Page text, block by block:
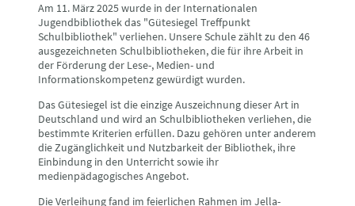
Am 11. März 2025 wurde in der Internationalen
Jugendbibliothek das "Gütesiegel Treffpunkt
Schulbibliothek" verliehen. Unsere Schule zählt zu den 46
ausgezeichneten Schulbibliotheken, die für ihre Arbeit in
der Förderung der Lese-, Medien- und
Informationskompetenz gewürdigt wurden.
Das Gütesiegel ist die einzige Auszeichnung dieser Art in
Deutschland und wird an Schulbibliotheken verliehen, die
bestimmte Kriterien erfüllen. Dazu gehören unter anderem
die Zugänglichkeit und Nutzbarkeit der Bibliothek, ihre
Einbindung in den Unterricht sowie ihr
medienpädagogisches Angebot.
Die Verleihung fand im feierlichen Rahmen im Jella-